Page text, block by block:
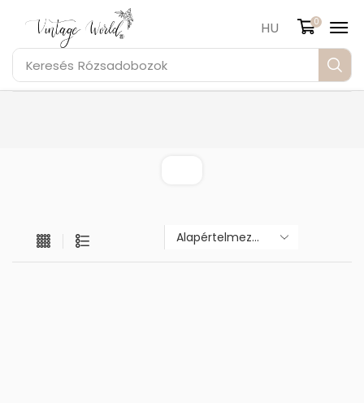
Keresés Rózsadobozok
HU 0